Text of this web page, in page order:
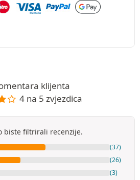
klijenta
4 na 5 zvjezdica
biste filtrirali recenzije.
(37)
(26)
(3)